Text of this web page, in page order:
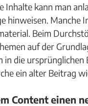
Inhalte kann man
hinweisen. Manche
Beim
auf der
in die ursprünglichen
ein alter Beitrag
Content einen